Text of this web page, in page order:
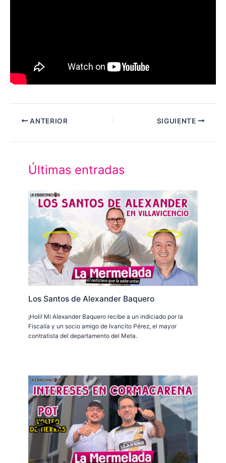
ANTERIOR SIGUIENTE
Últimas entradas
Los Santos de Alexander Baquero
¡Holi! Mi Alexander Baquero recibe a un indiciado por la
Fiscalía y un socio amigo de Ivancito Pérez, el mayor
contratista del departamento del Meta.